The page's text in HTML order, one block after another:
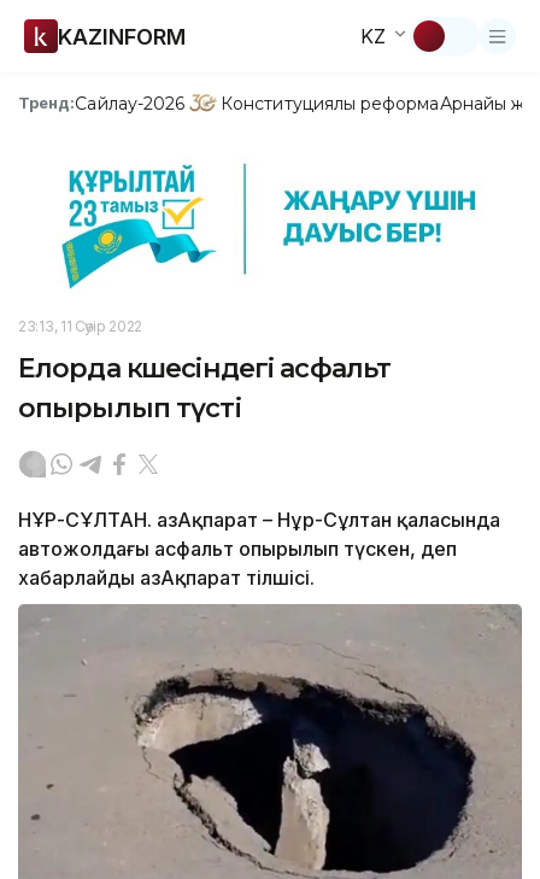
KAZINFORM KZ
Тренд:Сайлау-2026 Конституциялық реформаАрнайы
23:13, 11 Сәуір 2022
Елорда көшесіндегі асфальт
опырылып түсті
НҰР-СҰЛТАН. ҚазАқпарат – Нұр-Сұлтан қаласында
автожолдағы асфальт опырылып түскен, деп
хабарлайды ҚазАқпарат тілшісі.